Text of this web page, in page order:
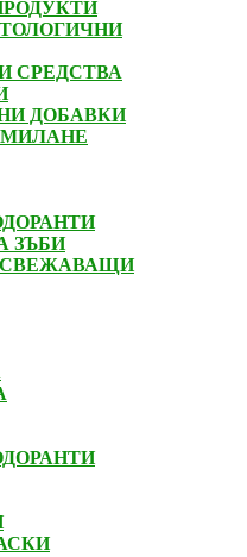
СРЕДСТВА
ДОБАВКИ
ЗЪБИ